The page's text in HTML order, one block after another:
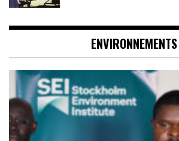
ENVIRONNEMENTS